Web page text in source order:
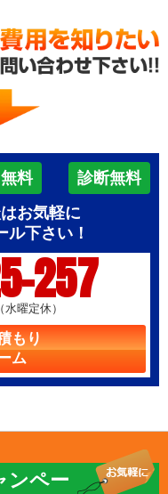
料
診断無料
お気軽に
ル下さい！
257
曜定休）
もり
ム
ンペー